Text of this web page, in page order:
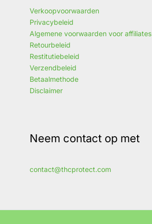
Verkoopvoorwaarden
Privacybeleid
Algemene voorwaarden voor affiliates
Retourbeleid
Restitutiebeleid
Verzendbeleid
Betaalmethode
Disclaimer
Neem contact op met
contact@thcprotect.com